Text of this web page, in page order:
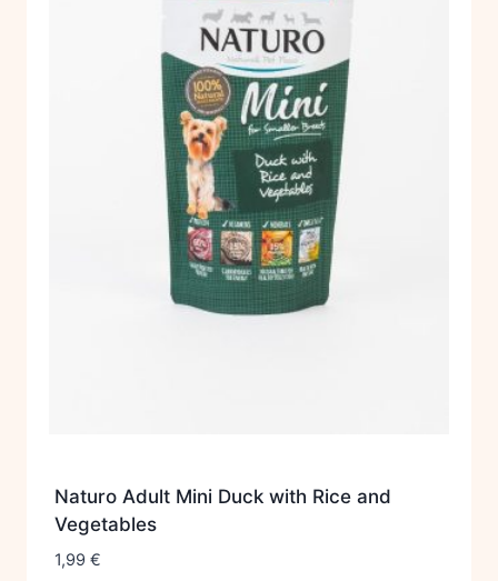
Naturo Adult Mini Duck with Rice and
Vegetables
1,99 €